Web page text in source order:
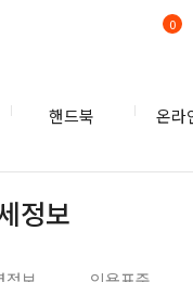
핸드북 온라
0
정보